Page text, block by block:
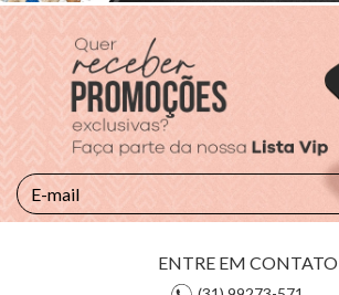
ENTRE EM CONTATO